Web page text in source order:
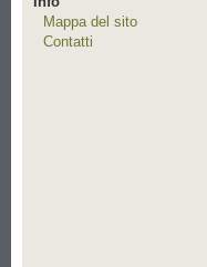
Mappa del sito
Contatti